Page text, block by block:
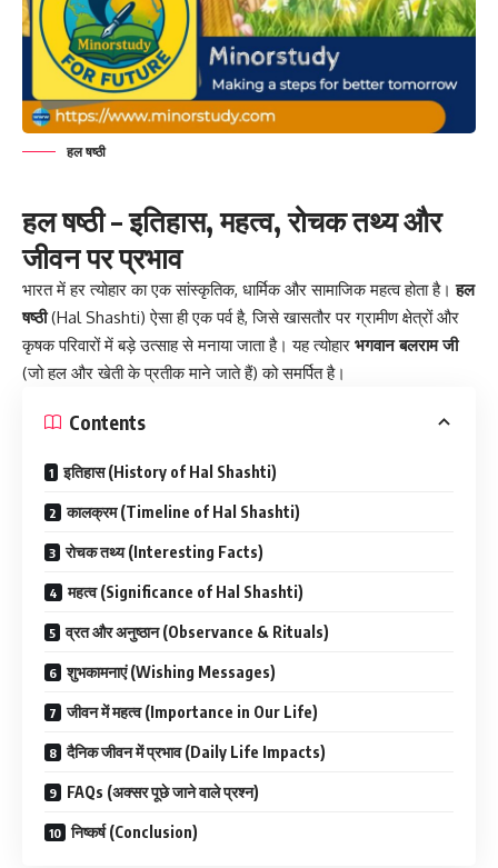
हल षष्ठी
हल षष्ठी – इतिहास, महत्व, रोचक तथ्य और
जीवन पर प्रभाव
भारत में हर त्योहार का एक सांस्कृतिक, धार्मिक और सामाजिक महत्व होता है।हल
षष्ठी(Hal Shashti) ऐसा ही एक पर्व है, जिसे खासतौर पर ग्रामीण क्षेत्रों और
कृषक परिवारों में बड़े उत्साह से मनाया जाता है। यह त्योहार भगवान बलराम जी
(जो हल और खेती के प्रतीक माने जाते हैं) को समर्पित है।
Contents
इतिहास (History of Hal Shashti)
कालक्रम (Timeline of Hal Shashti)
रोचक तथ्य (Interesting Facts)
महत्व (Significance of Hal Shashti)
व्रत और अनुष्ठान (Observance & Rituals)
शुभकामनाएं (Wishing Messages)
जीवन में महत्व (Importance in Our Life)
दैनिक जीवन में प्रभाव (Daily Life Impacts)
FAQs (अक्सर पूछे जाने वाले प्रश्न)
निष्कर्ष (Conclusion)